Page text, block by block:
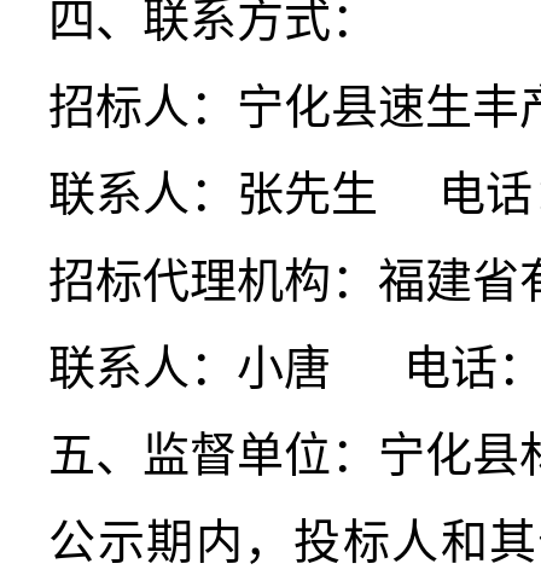
四、联系方式：
招标人：宁化县速生
联系人：张先生 电话
招标代理机构：福建省
联系人：小唐 电话：
五、监督单位：宁
公示期内，投标人和